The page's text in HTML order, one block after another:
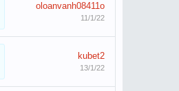
oloanvanh08411o
11/1/22
kubet2
13/1/22